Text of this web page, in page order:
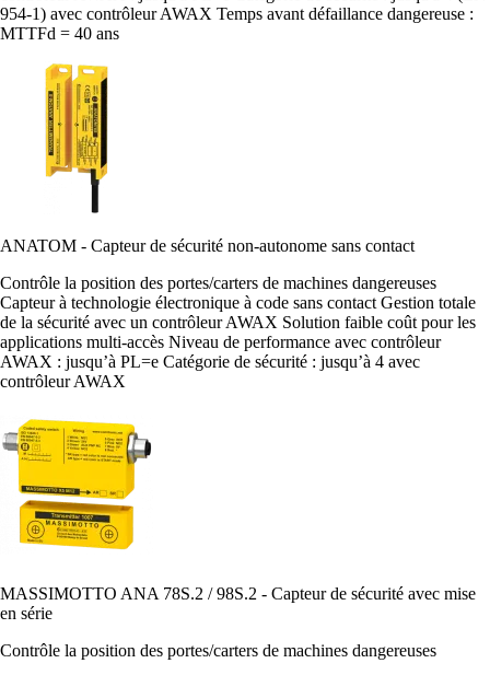
954-1) avec contrôleur AWAX Temps avant défaillance dangereuse :
MTTFd = 40 ans
ANATOM - Capteur de sécurité non-autonome sans contact
Contrôle la position des portes/carters de machines dangereuses
Capteur à technologie électronique à code sans contact Gestion totale
de la sécurité avec un contrôleur AWAX Solution faible coût pour les
applications multi-accès Niveau de performance avec contrôleur
AWAX : jusqu’à PL=e Catégorie de sécurité : jusqu’à 4 avec
contrôleur AWAX
MASSIMOTTO ANA 78S.2 / 98S.2 - Capteur de sécurité avec mise
en série
Contrôle la position des portes/carters de machines dangereuses